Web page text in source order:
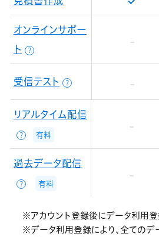
オンラインサポー
ト
？
受信テスト ？
リアルタイム配信
？ 有料
過去データ配信
？ 有料
※アカウント登録後にデータ利用登
※データ利用登録により、全てのデ